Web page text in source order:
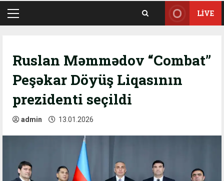
Primary
LIVE
Ruslan Məmmədov “Combat”
Peşəkar Döyüş Liqasının
prezidenti seçildi
admin 13.01.2026